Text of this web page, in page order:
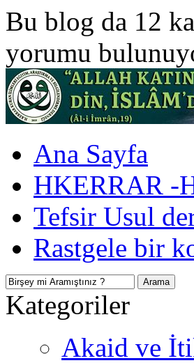
Bu blog da 12
yorumu
Ana Sayfa
HKERRAR -
Tefsir Usul
Rastgele bir
Kategoriler
Akaid ve